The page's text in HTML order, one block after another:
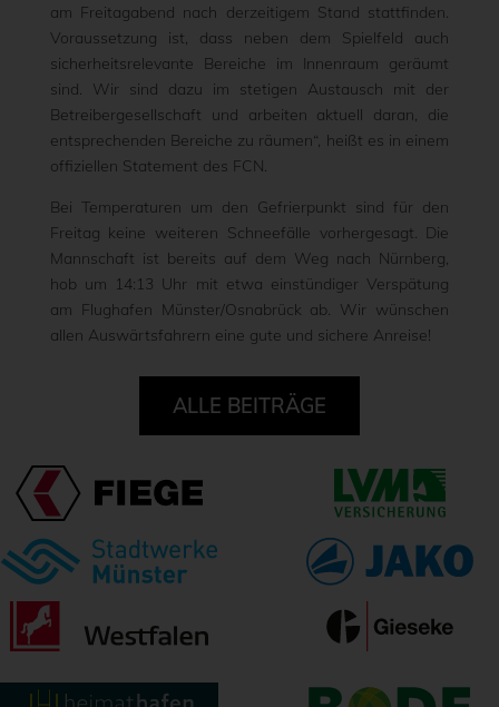
am Freitagabend nach derzeitigem Stand stattfinden.
Voraussetzung ist, dass neben dem Spielfeld auch
sicherheitsrelevante Bereiche im Innenraum geräumt
sind. Wir sind dazu im stetigen Austausch mit der
Betreibergesellschaft und arbeiten aktuell daran, die
entsprechenden Bereiche zu räumen“, heißt es in einem
offiziellen Statement des FCN.
Bei Temperaturen um den Gefrierpunkt sind für den
Freitag keine weiteren Schneefälle vorhergesagt. Die
Mannschaft ist bereits auf dem Weg nach Nürnberg,
hob um 14:13 Uhr mit etwa einstündiger Verspätung
am Flughafen Münster/Osnabrück ab. Wir wünschen
allen Auswärtsfahrern eine gute und sichere Anreise!
ALLE BEITRÄGE